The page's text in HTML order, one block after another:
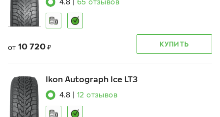
4.8 65 отзывов
от 10 720 ₽ КУПИТЬ
Ikon Autograph Ice LT3
4.8 12 отзывов